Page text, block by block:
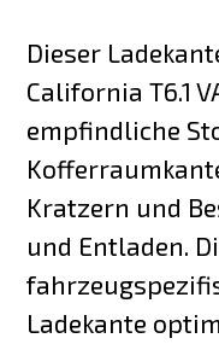
Dieser
California T6.1
empfindliche
Kratzern und
und Entladen.
Ladekante